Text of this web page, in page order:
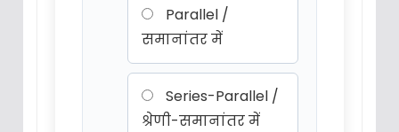
Parallel /
समानांतर में
Series-Parallel /
श्रेणी-समानांतर में